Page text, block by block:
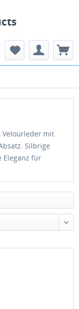
Velourleder mit
Silbrige
Eleganz für